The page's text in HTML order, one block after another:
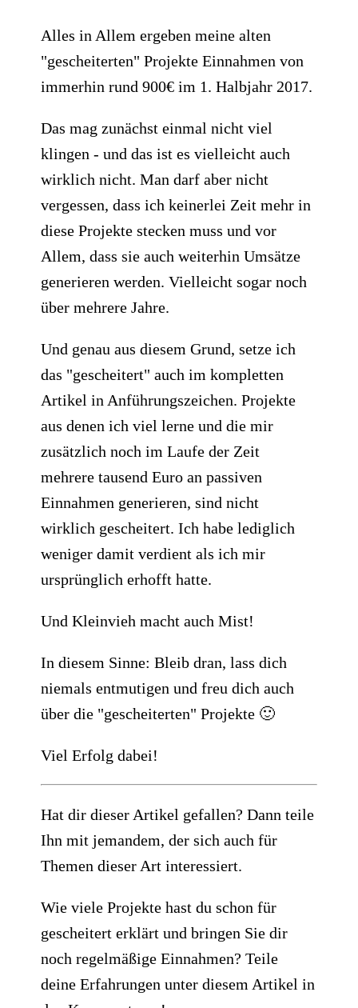
Alles in Allem ergeben meine alten
"gescheiterten" Projekte Einnahmen von
immerhin rund 900€ im 1. Halbjahr 2017.
Das mag zunächst einmal nicht viel
klingen - und das ist es vielleicht auch
wirklich nicht. Man darf aber nicht
vergessen, dass ich keinerlei Zeit mehr in
diese Projekte stecken muss und vor
Allem, dass sie auch weiterhin Umsätze
generieren werden. Vielleicht sogar noch
über mehrere Jahre.
Und genau aus diesem Grund, setze ich
das "gescheitert" auch im kompletten
Artikel in Anführungszeichen. Projekte
aus denen ich viel lerne und die mir
zusätzlich noch im Laufe der Zeit
mehrere tausend Euro an passiven
Einnahmen generieren, sind nicht
wirklich gescheitert. Ich habe lediglich
weniger damit verdient als ich mir
ursprünglich erhofft hatte.​
Und Kleinvieh macht auch Mist!​
In diesem Sinne: Bleib dran, lass dich
niemals entmutigen und freu dich auch
über die "gescheiterten" Projekte 🙂
Viel Erfolg dabei!
Hat dir dieser Artikel gefallen? Dann teile
Ihn mit jemandem, der sich auch für
Themen dieser Art interessiert.
​Wie viele Projekte hast du schon für
gescheitert erklärt und bringen Sie dir
noch regelmäßige Einnahmen? Teile
deine Erfahrungen unter diesem Artikel in